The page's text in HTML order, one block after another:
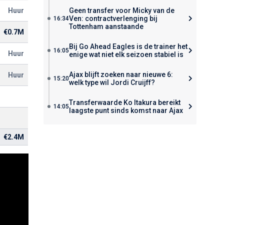
Huur
€0.7M
Huur
Huur
€2.4M
16:34
Geen transfer voor Micky van de
Ven: contractverlenging bij
Tottenham aanstaande
16:05 Bij Go Ahead Eagles is de trainer het
enige wat niet elk seizoen stabiel is
15:20Ajax blijft zoeken naar nieuwe 6:
welk type wil Jordi Cruijff?
14:05Transferwaarde Ko Itakura bereikt
laagste punt sinds komst naar Ajax